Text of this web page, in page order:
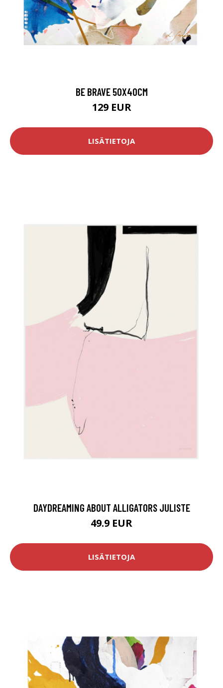
BE BRAVE 50X40CM
129 EUR
LISÄTIETOJA
DAYDREAMING ABOUT ALLIGATORS JULISTE
49.9 EUR
LISÄTIETOJA